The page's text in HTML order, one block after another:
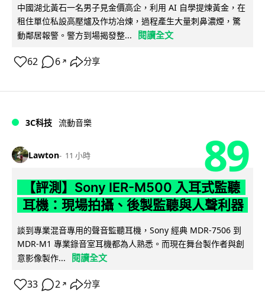
中國湖北黃石一名男子見金價高企，利用 AI 自學提煉黃金，在
租住單位私設高壓爐及作坊冶煉，過程產生大量刺鼻濃煙，驚
動鄰居報警。警方到場揭發整...
閱讀全文
62 6 ↗ 分享
3C科技 流動音樂
Lawton 11 小時 89
【評測】Sony IER-M500 入耳式監聽
耳機：現場拍攝、後製監聽與人聲利器
談到專業混音專用的聲音監聽耳機，Sony 經典 MDR-7506 到
MDR-M1 專業錄音室耳機都為人熟悉。而現在舞台製作者與創
意影像製作...
閱讀全文
33 2 ↗ 分享